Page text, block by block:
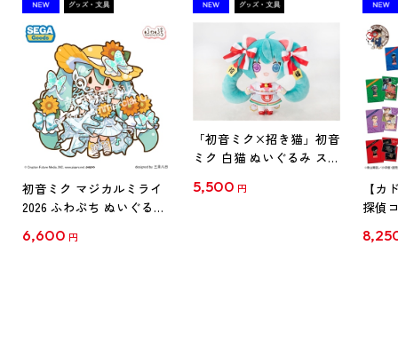
初音ミク マジカルミライ
2026 ふわぷち ぬいぐるみ
6,600 円
「初音ミク×招き猫」初音
ミク 白猫 ぬいぐるみ スタ
5,500 円
【カ
探偵
クリ